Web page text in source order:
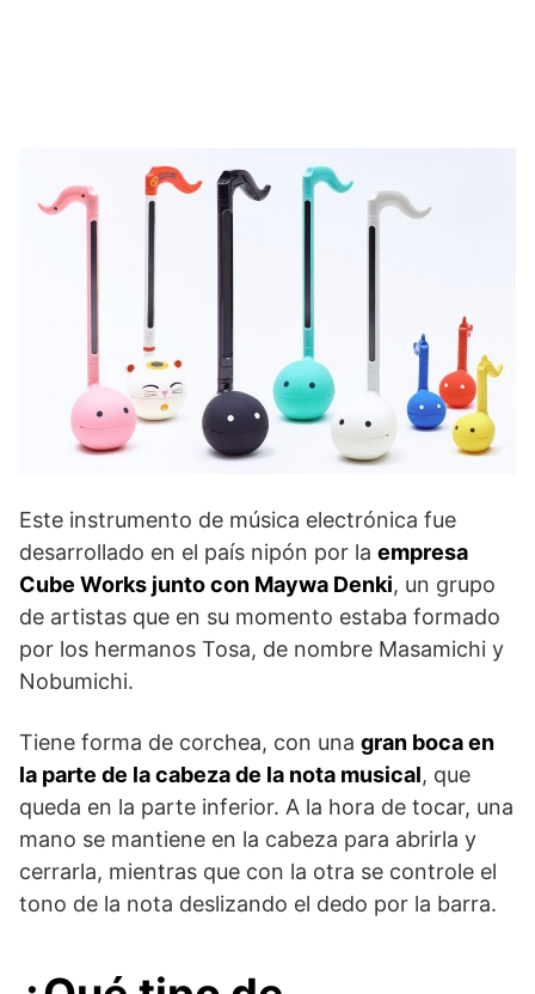
Este instrumento de música electrónica fue
desarrollado en el país nipón por la empresa
Cube Works junto con Maywa Denki, un grupo
de artistas que en su momento estaba formado
por los hermanos Tosa, de nombre Masamichi y
Nobumichi.
Tiene forma de corchea, con una gran boca en
la parte de la cabeza de la nota musical, que
queda en la parte inferior. A la hora de tocar, una
mano se mantiene en la cabeza para abrirla y
cerrarla, mientras que con la otra se controle el
tono de la nota deslizando el dedo por la barra.